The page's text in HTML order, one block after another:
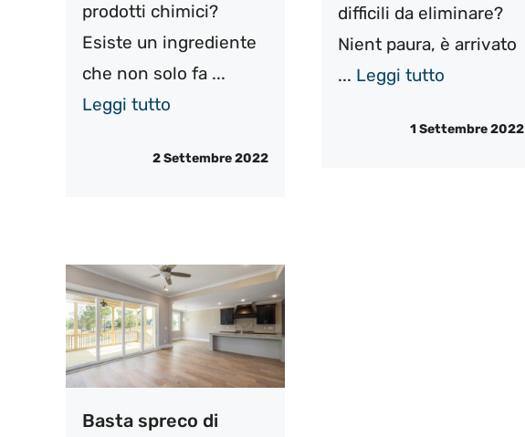
prodotti chimici?
Esiste un ingrediente
che non solo fa ...
Leggi tutto
2 Settembre 2022
difficili da eliminare?
Nient paura, è arrivato
... Leggi tutto
1 Settembre 2022
Basta spreco di